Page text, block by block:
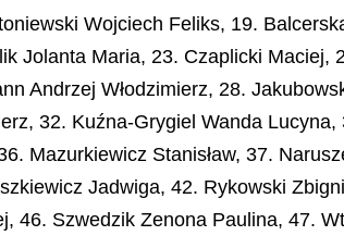
Wojciech Feliks, 19.
Jolanta Maria, 23. Czaplicki Maciej,
Andrzej Włodzimierz, 28.
32. Kuźna-Grygiel Wanda
Mazurkiewicz Stanisław, 37.
Jadwiga, 42. Rykowski
46. Szwedzik Zenona Paulina, 47.